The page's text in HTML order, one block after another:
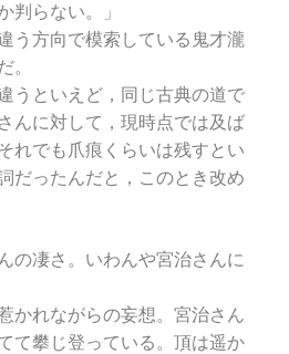
判らない。」
う方向で模索している鬼才瀧
。
うといえど，同じ古典の道で
んに対して，現時点では及ば
れでも爪痕くらいは残すとい
だったんだと，このとき改め
の凄さ。いわんや宮治さんに
かれながらの妄想。宮治さん
て攀じ登っている。頂は遥か